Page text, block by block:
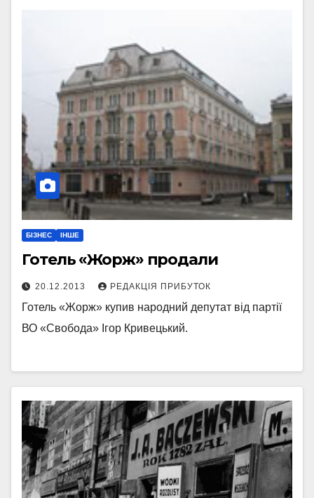
БІЗНЕС ІНШЕ
Готель «Жорж» продали
20.12.2013 РЕДАКЦІЯ ПРИБУТОК
Готель «Жорж» купив народний депутат від партії
ВО «Свобода» Ігор Кривецький.